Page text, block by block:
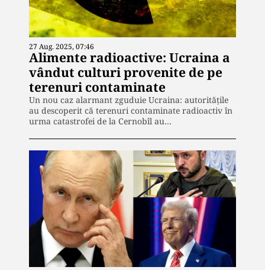
27 Aug. 2025, 07:46
Alimente radioactive: Ucraina a
vândut culturi provenite de pe
terenuri contaminate
Un nou caz alarmant zguduie Ucraina: autoritățile
au descoperit că terenuri contaminate radioactiv în
urma catastrofei de la Cernobîl au…